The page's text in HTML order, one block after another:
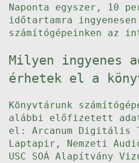
Naponta egyszer, 10
időtartamra
számítógépeinken az
Milyen ingyenes
érhetek el a
Könyvtárunk
alábbi előfizetett
el: Arcanum Digitális
Laptapir, Nemzeti
USC SOÁ Alapítvány